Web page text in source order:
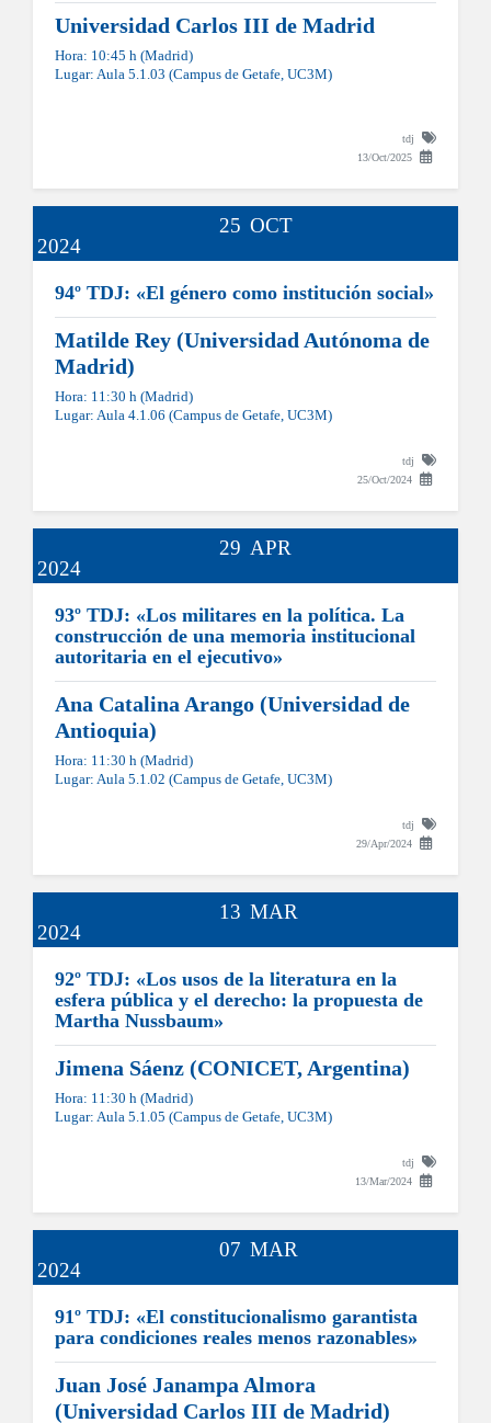
Universidad Carlos III de Madrid
Hora: 10:45 h (Madrid)
Lugar: Aula 5.1.03 (Campus de Getafe, UC3M)
tdj
13/Oct/2025
25 OCT
2024
94º TDJ: «El género como institución social»
Matilde Rey (Universidad Autónoma de
Madrid)
Hora: 11:30 h (Madrid)
Lugar: Aula 4.1.06 (Campus de Getafe, UC3M)
tdj
25/Oct/2024
29 APR
2024
93º TDJ: «Los militares en la política. La
construcción de una memoria institucional
autoritaria en el ejecutivo»
Ana Catalina Arango (Universidad de
Antioquia)
Hora: 11:30 h (Madrid)
Lugar: Aula 5.1.02 (Campus de Getafe, UC3M)
tdj
29/Apr/2024
13 MAR
2024
92º TDJ: «Los usos de la literatura en la
esfera pública y el derecho: la propuesta de
Martha Nussbaum»
Jimena Sáenz (CONICET, Argentina)
Hora: 11:30 h (Madrid)
Lugar: Aula 5.1.05 (Campus de Getafe, UC3M)
tdj
13/Mar/2024
07 MAR
2024
91º TDJ: «El constitucionalismo garantista
para condiciones reales menos razonables»
Juan José Janampa Almora
(Universidad Carlos III de Madrid)